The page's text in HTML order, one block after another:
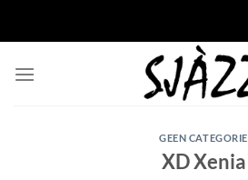
GEEN CATEGORIE
XD Xenia